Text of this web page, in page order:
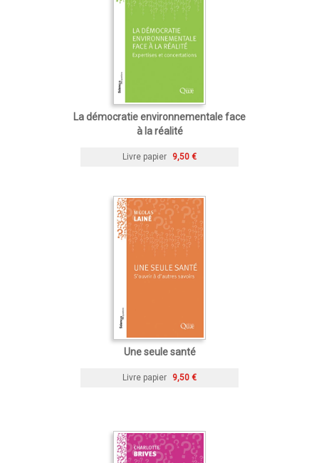
La démocratie environnementale face
à la réalité
Livre papier 9,50 €
Une seule santé
Livre papier 9,50 €